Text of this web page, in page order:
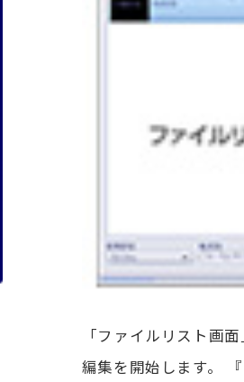
「ファイルリスト画
編集を開始します。